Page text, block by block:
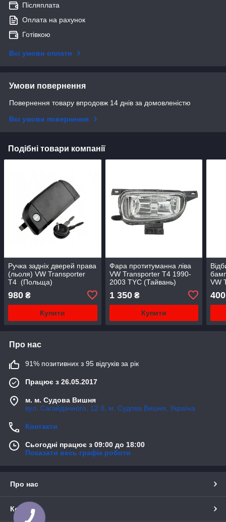
Післяплата
Оплата на рахунок
Готівкою
Всі умови оплати
Умови повернення
Повернення товару впродовж 14 днів за домовленістю
Всі умови повернення
Подібні товари компанії
Ручка задніх дверей права
(льоля) VW Transporter
T4 (Польща)
980 ₴
Купити
Фара протитуманна ліва
VW Transporter T4 1990-
2003 TYC (Тайвань)
1 350₴
Купити
VW
400
Про нас
91% позитивних з 95 відгуків за рік
Працює з 26.05.2017
м. м. Судова Вишня
вул. Сагайдачного, 12 б, м. Судова Вишня, Україна
Контакти
Сьогодні працює з 09:00 до 18:00
Показати весь графік роботи
Про нас
Контакти